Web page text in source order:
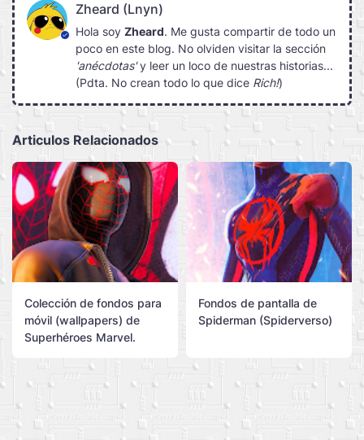
Zheard (Lnyn)
Hola soy Zheard. Me gusta compartir de todo un
poco en este blog. No olviden visitar la sección
'anécdotas'y leer un loco de nuestras historias...
(Pdta. No crean todo lo que dice Rich!)
Articulos Relacionados
Colección de fondos para
móvil (wallpapers) de
Superhéroes Marvel.
Fondos de pantalla de
Spiderman (Spiderverso)